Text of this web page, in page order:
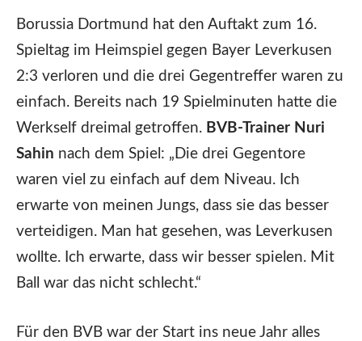
Borussia Dortmund hat den Auftakt zum 16.
Spieltag im Heimspiel gegen Bayer Leverkusen
2:3 verloren und die drei Gegentreffer waren zu
einfach. Bereits nach 19 Spielminuten hatte die
Werkself dreimal getroffen. BVB-Trainer Nuri
Sahin nach dem Spiel: „Die drei Gegentore
waren viel zu einfach auf dem Niveau. Ich
erwarte von meinen Jungs, dass sie das besser
verteidigen. Man hat gesehen, was Leverkusen
wollte. Ich erwarte, dass wir besser spielen. Mit
Ball war das nicht schlecht.“
Für den BVB war der Start ins neue Jahr alles